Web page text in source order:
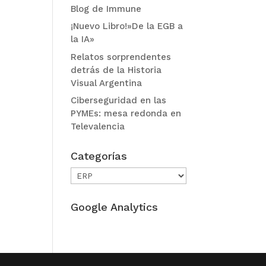
Blog de Immune
¡Nuevo Libro!»De la EGB a
la IA»
Relatos sorprendentes
detrás de la Historia
Visual Argentina
Ciberseguridad en las
PYMEs: mesa redonda en
Televalencia
Categorías
Categorías
Google Analytics